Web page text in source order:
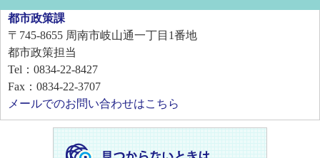
都市政策課
〒745-8655 周南市岐山通一丁目1番地
都市政策担当
Tel：0834-22-8427
Fax：0834-22-3707
メールでのお問い合わせはこちら